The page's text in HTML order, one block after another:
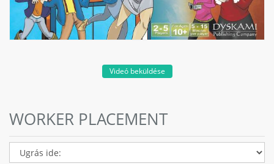
Videó beküldése
WORKER PLACEMENT